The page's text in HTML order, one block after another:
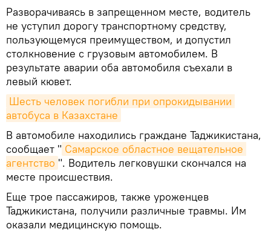
Разворачиваясь в запрещенном месте, водитель
не уступил дорогу транспортному средству,
пользующемуся преимуществом, и допустил
столкновение с грузовым автомобилем. В
результате аварии оба автомобиля съехали в
левый кювет.
Шесть человек погибли при опрокидывании
автобуса в Казахстане
В автомобиле находились граждане Таджикистана,
сообщает " Самарское областное вещательное
агентство ". Водитель легковушки скончался на
месте происшествия.
Еще трое пассажиров, также уроженцев
Таджикистана, получили различные травмы. Им
оказали медицинскую помощь.